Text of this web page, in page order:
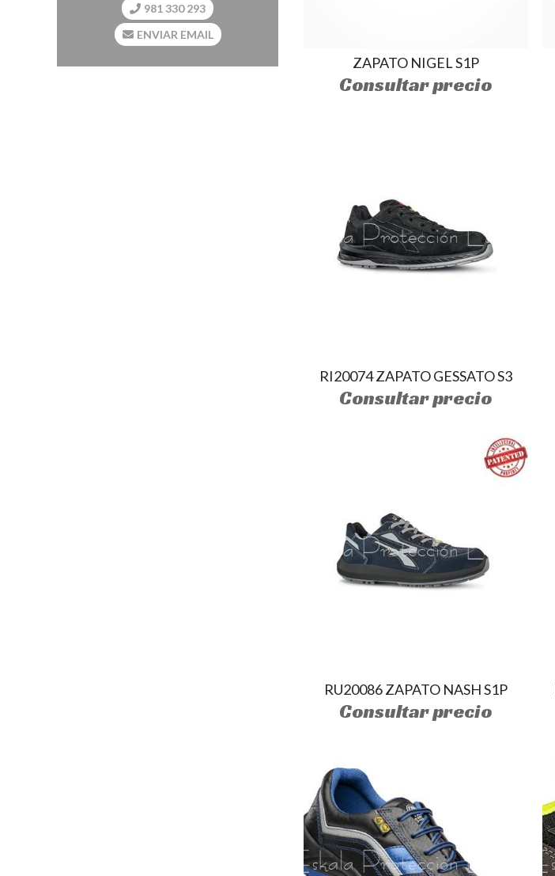
ZAPATO NIGEL S1P
Consultar precio
RI20074 ZAPATO GESSATO S3
Consultar precio
RU20086 ZAPATO NASH S1P
Consultar precio
981 330 293
ENVIAR EMAIL